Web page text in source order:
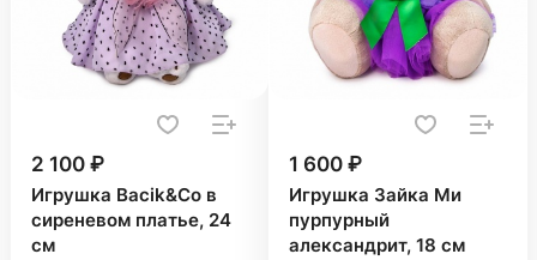
2 100 ₽
Игрушка Bacik&Co в
сиреневом платье, 24
см
1 600 ₽
Игрушка Зайка Ми
пурпурный
александрит, 18 см